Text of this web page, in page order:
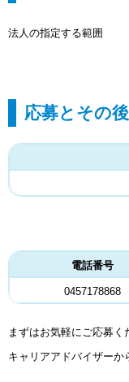
法人の指定する範囲
応募とその
電話番号
0457178868
まずはお気軽にご応募く
キャリアアドバイザーか